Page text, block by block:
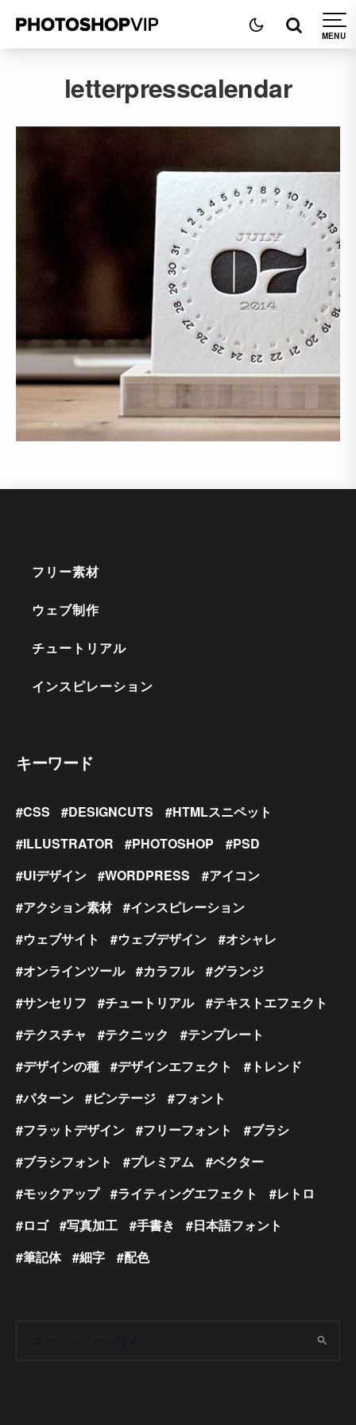
letterpresscalendar
フリー素材
ウェブ制作
チュートリアル
インスピレーション
キーワード
CSS DESIGNCUTS
HTMLスニペット
ILLUSTRATOR
PHOTOSHOP
PSD
UIデザイン
WORDPRESS
アイコン
アクション素材
インスピレーション
ウェブサイト
ウェブデザイン
オシャレ
オンラインツール
カラフル
グランジ
サンセリフ
チュートリアル
テキストエフェクト
テクスチャ
テクニック
テンプレート
デザインの種
デザインエフェクト
トレンド
パターン
ビンテージ
フォント
フラットデザイン
フリーフォント
ブラシ
ブラシフォント
プレミアム
ベクター
モックアップ
ライティングエフェクト
レトロ
ロゴ
写真加工 手書き
日本語フォント
筆記体
細字 配色